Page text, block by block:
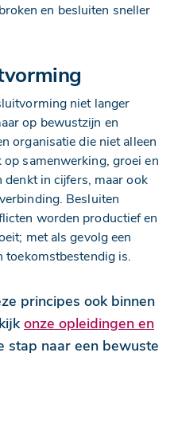
en besluiten sneller
niet langer
op bewustzijn en
organisatie die niet alleen
samenwerking, groei en
denkt in cijfers, maar ook
Besluiten
worden productief en
met als gevolg een
toekomstbestendig is.
principes ook binnen
onze opleidingen en
stap naar een bewuste